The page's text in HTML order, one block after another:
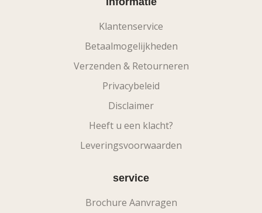
Klantenservice
Betaalmogelijkheden
Verzenden & Retourneren
Privacybeleid
Disclaimer
Heeft u een klacht?
Leveringsvoorwaarden
service
Brochure Aanvragen